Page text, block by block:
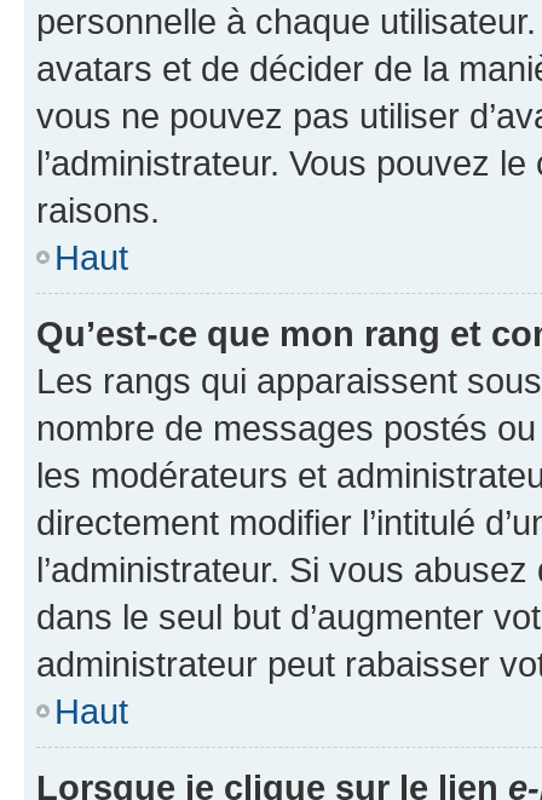
personnelle à chaque utilisateur.
avatars et de décider de la
vous ne pouvez pas utiliser
l’administrateur. Vous pouvez
raisons.
Haut
Qu’est-ce que mon rang et
Les rangs qui apparaissent
nombre de messages postés
les modérateurs et
directement modifier l’intitulé
l’administrateur. Si vous
dans le seul but d’augmenter
administrateur peut rabaisser
Haut
Lorsque je clique sur le lien